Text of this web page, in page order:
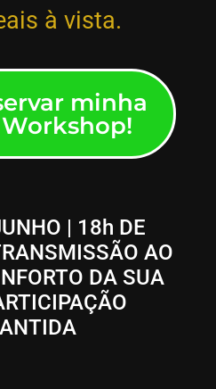
à vista.
minha
| 18h DE
AO
DA SUA